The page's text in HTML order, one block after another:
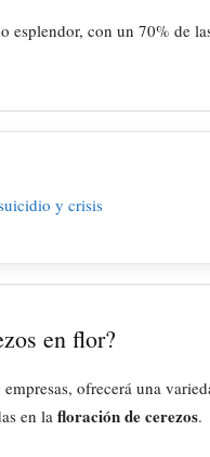
esplendor, con un 70% de
en flor?
ofrecerá una
en la floración de cerezos.